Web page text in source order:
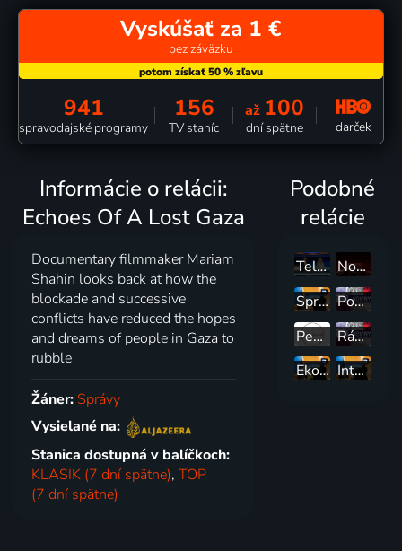
Vyskúšať za 1 €
bez záväzku
941
spravodajské programy
156
TV staníc
až 100
dní spätne darček
Informácie o relácii:
Echoes Of A Lost Gaza
Documentary filmmaker Mariam
Shahin looks back at how the
blockade and successive
conflicts have reduced the hopes
and dreams of people in Gaza to
rubble
Žáner: Správy
Vysielané na:
Stanica dostupná v balíčkoch:
KLASIK (7 dní spätne),TOP
(7 dní spätne)
Podobné
relácie
Televízne noviny
Noviny TV JOJ
Správy
Popoludnie naživo s Joj 24
Peniaze
Ráno naživo s Joj 24
Ekonomika :24
Interview :24